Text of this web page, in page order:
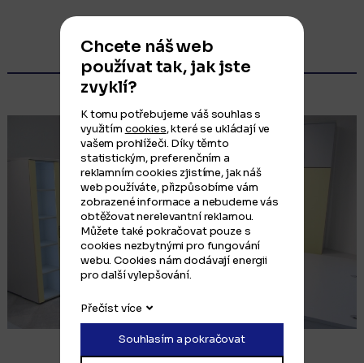
Poptat podobné
Ordinace odborného lékaře
Chcete náš web
používat tak, jak jste
zvyklí?
K tomu potřebujeme váš souhlas s
využitím cookies, které se ukládají ve
vašem prohlížeči. Díky těmto
statistickým, preferenčním a
reklamním cookies zjistíme, jak náš
web používáte, přizpůsobíme vám
zobrazené informace a nebudeme vás
obtěžovat nerelevantní reklamou.
Můžete také pokračovat pouze s
cookies nezbytnými pro fungování
webu. Cookies nám dodávají energii
pro další vylepšování.
Přečíst více
Souhlasím a pokračovat